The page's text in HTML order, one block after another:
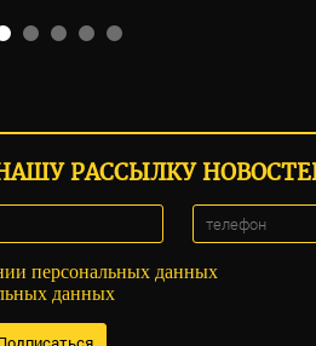
РАССЫЛКУ
персональных данных
данных